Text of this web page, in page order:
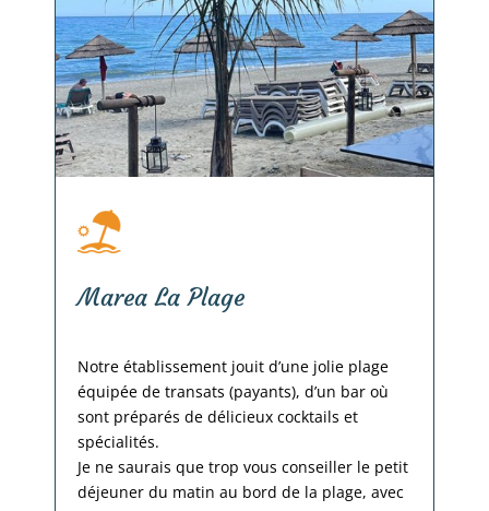
Marea La Plage
Notre établissement jouit d’une jolie plage
équipée de transats (payants), d’un bar où
sont préparés de délicieux cocktails et
spécialités.
Je ne saurais que trop vous conseiller le petit
déjeuner du matin au bord de la plage, avec